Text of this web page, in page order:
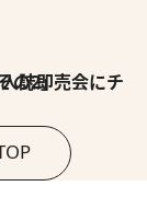
レンジ その2」